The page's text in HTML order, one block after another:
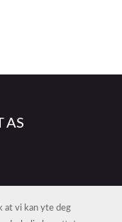
AS
at vi kan yte deg